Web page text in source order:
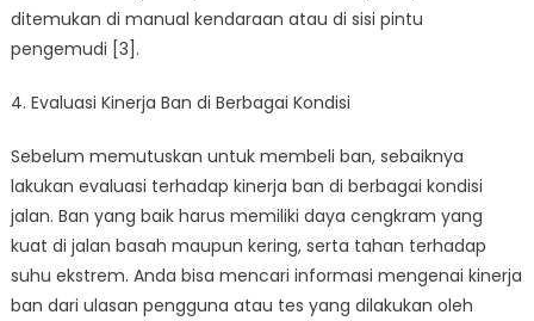
ditemukan di manual kendaraan atau di sisi pintu
pengemudi [3].
4. Evaluasi Kinerja Ban di Berbagai Kondisi
Sebelum memutuskan untuk membeli ban, sebaiknya
lakukan evaluasi terhadap kinerja ban di berbagai kondisi
jalan. Ban yang baik harus memiliki daya cengkram yang
kuat di jalan basah maupun kering, serta tahan terhadap
suhu ekstrem. Anda bisa mencari informasi mengenai kinerja
ban dari ulasan pengguna atau tes yang dilakukan oleh